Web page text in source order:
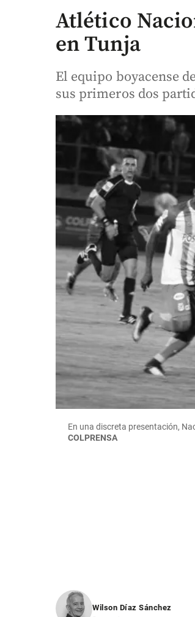
Atlético
en Tunja
El equipo boyacense
sus primeros dos
En una discreta presentación,
COLPRENSA
Wilson Díaz Sánchez